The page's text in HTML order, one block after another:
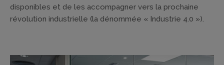
disponibles et de les accompagner vers la prochaine
révolution industrielle (la dénommée « Industrie 4.0 »).